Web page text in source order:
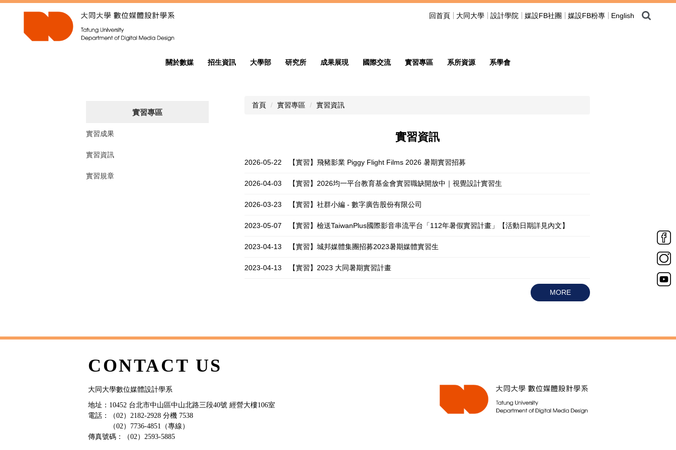
回首頁 大同大學 設計學院 媒設FB社團 媒設FB粉專 English
關於數媒 招生資訊 大學部 研究所 成果展現 國際交流 實習專區 系所資源 系學會
實習專區
實習成果
實習資訊
實習規章
首頁 實習專區 實習資訊
實習資訊
2026-05-22 【實習】飛豬影業 Piggy Flight Films 2026 暑期實習招募
2026-04-03 【實習】2026均一平台教育基金會實習職缺開放中｜視覺設計實習生
2026-03-23 【實習】社群小編 - 數字廣告股份有限公司
2023-05-07 【實習】檢送TaiwanPlus國際影音串流平台「112年暑假實習計畫」【活動日期詳見內文】
2023-04-13 【實習】城邦媒體集團招募2023暑期媒體實習生
2023-04-13 【實習】2023 大同暑期實習計畫
MORE
CONTACT US
大同大學數位媒體設計學系
地址：10452 台北市中山區中山北路三段40號 經營大樓106室
電話：（02）2182-2928 分機 7538
（02）7736-4851（專線）
傳真號碼：（02）2593-5885